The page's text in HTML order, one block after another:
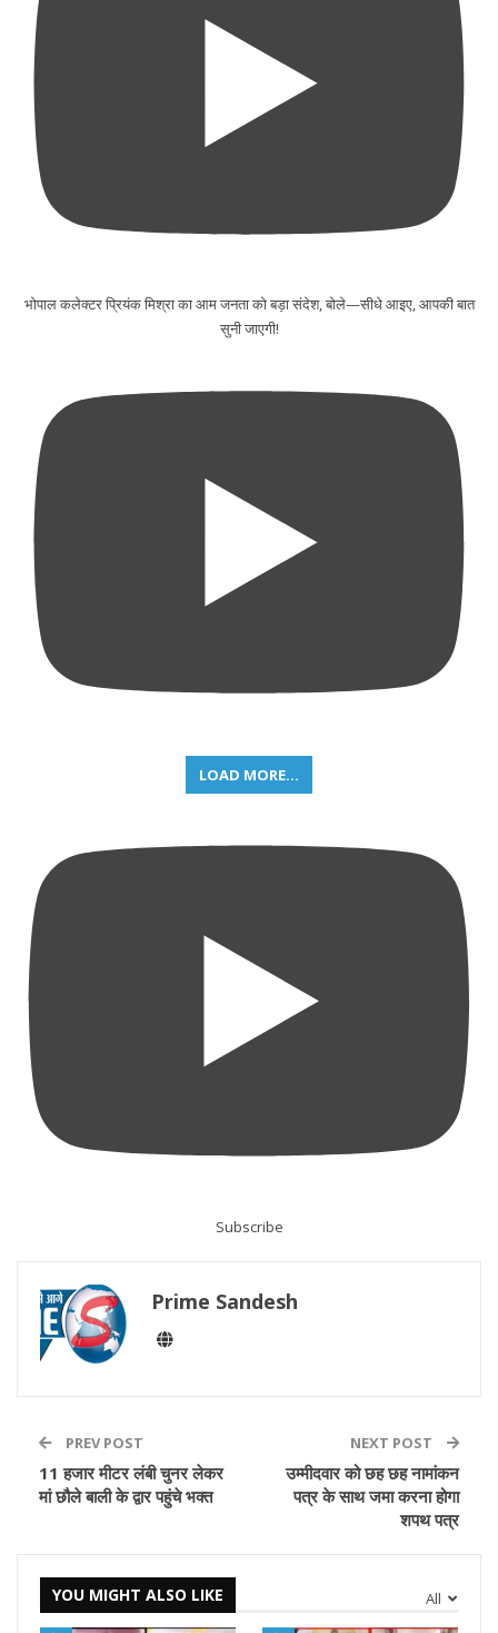
भोपाल कलेक्टर प्रियंक मिश्रा का आम जनता को बड़ा संदेश, बोले—सीधे आइए, आपकी बात
सुनी जाएगी!
LOAD MORE...
Subscribe
Prime Sandesh
PREV POST
11 हजार मीटर लंबी चुनर लेकर
मां छौले बाली के द्वार पहुंचे भक्त
NEXT POST
उम्मीदवार को छह छह नामांकन
पत्र के साथ जमा करना होगा
शपथ पत्र
All
YOU MIGHT ALSO LIKE